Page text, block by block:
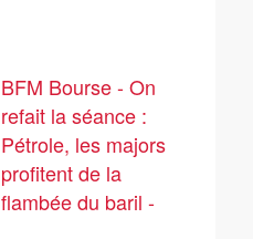
BFM Bourse - On
refait la séance :
Pétrole, les majors
profitent de la
flambée du baril -